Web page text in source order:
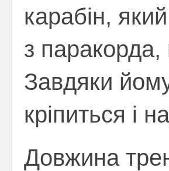
карабін,
з паракорда,
Завдяки
кріпиться і
Довжина